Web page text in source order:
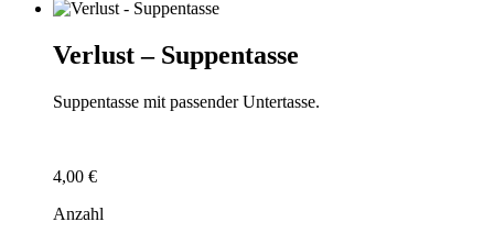
Verlust – Suppentasse
Suppentasse mit passender Untertasse.
4,00 €
Anzahl